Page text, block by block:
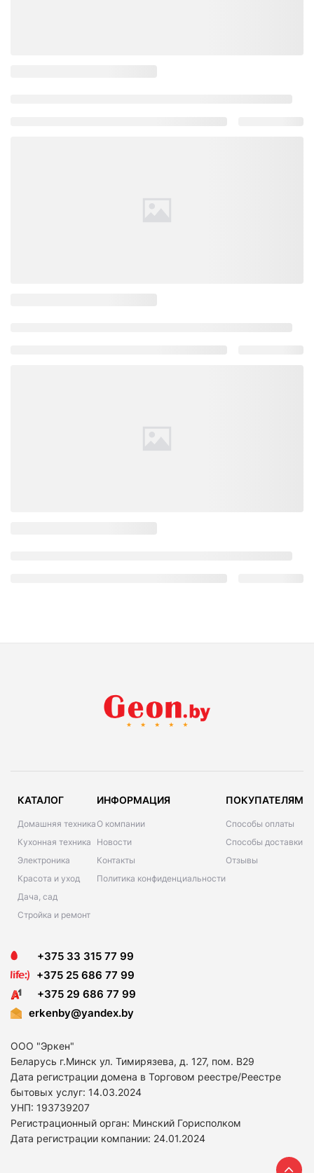
КАТАЛОГ
Домашняя техника
Кухонная техника
Электроника
Красота и уход
Дача, сад
Стройка и ремонт
ИНФОРМАЦИЯ
О компании
Новости
Контакты
Политика конфиденциальности
ПОКУПАТЕЛЯМ
Способы оплаты
Способы доставки
Отзывы
+375 33 315 77 99
+375 25 686 77 99
+375 29 686 77 99
erkenby@yandex.by
ООО "Эркен"
Беларусь г.Минск ул. Тимирязева, д. 127, пом. В29
Дата регистрации домена в Торговом реестре/Реестре
бытовых услуг: 14.03.2024
УНП: 193739207
Регистрационный орган: Минский Горисполком
Дата регистрации компании: 24.01.2024